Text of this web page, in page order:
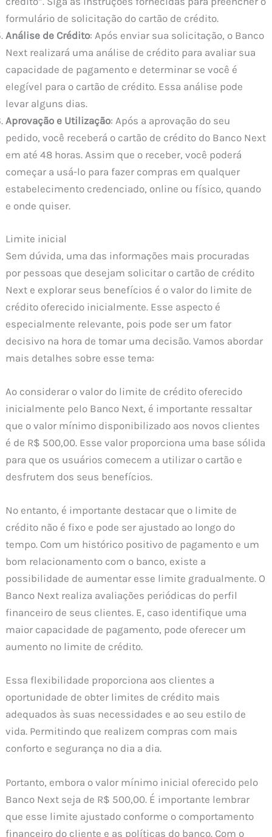
formulário de solicitação do cartão de crédito.
Análise de Crédito: Após enviar sua solicitação, o Banco
Next realizará uma análise de crédito para avaliar sua
capacidade de pagamento e determinar se você é
elegível para o cartão de crédito. Essa análise pode
levar alguns dias.
Aprovação e Utilização: Após a aprovação do seu
pedido, você receberá o cartão de crédito do Banco Next
em até 48 horas. Assim que o receber, você poderá
começar a usá-lo para fazer compras em qualquer
estabelecimento credenciado, online ou físico, quando
e onde quiser.
Limite inicial
Sem dúvida, uma das informações mais procuradas
por pessoas que desejam solicitar o cartão de crédito
Next e explorar seus benefícios é o valor do limite de
crédito oferecido inicialmente. Esse aspecto é
especialmente relevante, pois pode ser um fator
decisivo na hora de tomar uma decisão. Vamos abordar
mais detalhes sobre esse tema:
Ao considerar o valor do limite de crédito oferecido
inicialmente pelo Banco Next, é importante ressaltar
que o valor mínimo disponibilizado aos novos clientes
é de R$ 500,00. Esse valor proporciona uma base sólida
para que os usuários comecem a utilizar o cartão e
desfrutem dos seus benefícios.
No entanto, é importante destacar que o limite de
crédito não é fixo e pode ser ajustado ao longo do
tempo. Com um histórico positivo de pagamento e um
bom relacionamento com o banco, existe a
possibilidade de aumentar esse limite gradualmente. O
Banco Next realiza avaliações periódicas do perfil
financeiro de seus clientes. E, caso identifique uma
maior capacidade de pagamento, pode oferecer um
aumento no limite de crédito.
Essa flexibilidade proporciona aos clientes a
oportunidade de obter limites de crédito mais
adequados às suas necessidades e ao seu estilo de
vida. Permitindo que realizem compras com mais
conforto e segurança no dia a dia.
Portanto, embora o valor mínimo inicial oferecido pelo
Banco Next seja de R$ 500,00. É importante lembrar
que esse limite ajustado conforme o comportamento
financeiro do cliente e as políticas do banco. Com o